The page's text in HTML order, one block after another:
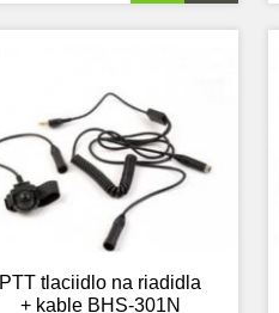
PTT tlaciidlo na riadidla
+ kable BHS-301N